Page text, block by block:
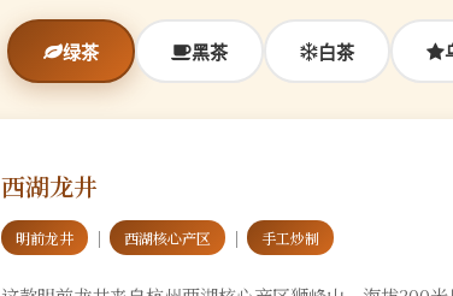
绿茶 黑茶 白茶
西湖龙井
明前龙井 ｜ 西湖核心产区 ｜ 手工炒制